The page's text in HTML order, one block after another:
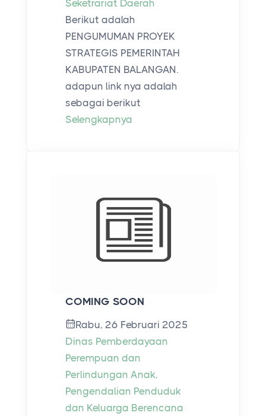
Seketrariat Daerah
Berikut adalah
PENGUMUMAN PROYEK
STRATEGIS PEMERINTAH
KABUPATEN BALANGAN.
adapun link nya adalah
sebagai berikut
Selengkapnya
COMING SOON
Rabu, 26 Februari 2025
Dinas Pemberdayaan
Perempuan dan
Perlindungan Anak,
Pengendalian Penduduk
dan Keluarga Berencana